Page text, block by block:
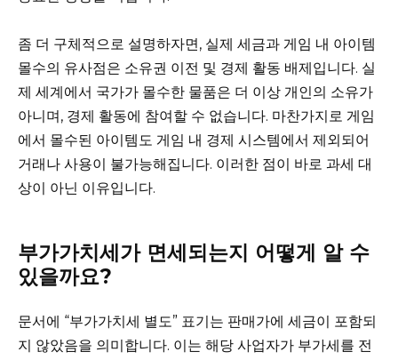
좀 더 구체적으로 설명하자면, 실제 세금과 게임 내 아이템
몰수의 유사점은 소유권 이전 및 경제 활동 배제입니다. 실
제 세계에서 국가가 몰수한 물품은 더 이상 개인의 소유가
아니며, 경제 활동에 참여할 수 없습니다. 마찬가지로 게임
에서 몰수된 아이템도 게임 내 경제 시스템에서 제외되어
거래나 사용이 불가능해집니다. 이러한 점이 바로 과세 대
상이 아닌 이유입니다.
부가가치세가 면세되는지 어떻게 알 수
있을까요?
문서에 “부가가치세 별도” 표기는 판매가에 세금이 포함되
지 않았음을 의미합니다. 이는 해당 사업자가 부가세를 전